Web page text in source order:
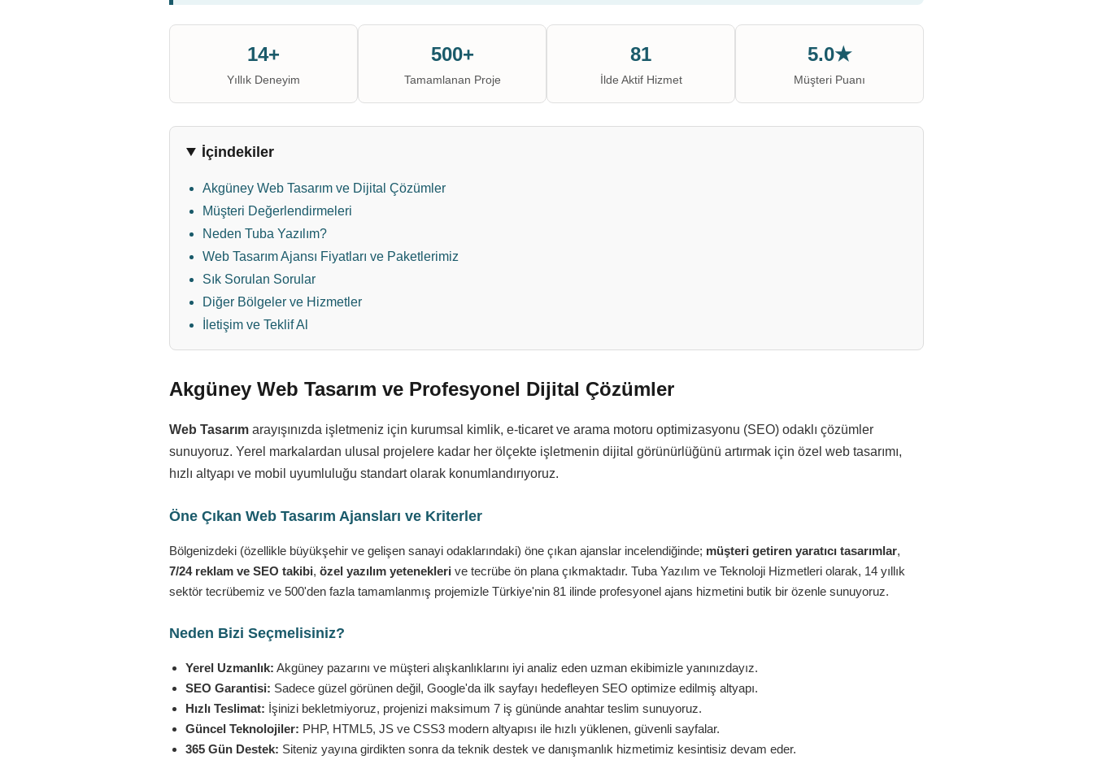
14+
Yıllık Deneyim
500+
Tamamlanan Proje
81
İlde Aktif Hizmet
5.0★
Müşteri Puanı
İçindekiler
Akgüney Web Tasarım ve Dijital Çözümler
Müşteri Değerlendirmeleri
Neden Tuba Yazılım?
Web Tasarım Ajansı Fiyatları ve Paketlerimiz
Sık Sorulan Sorular
Diğer Bölgeler ve Hizmetler
İletişim ve Teklif Al
Akgüney Web Tasarım ve Profesyonel Dijital Çözümler
Web Tasarım arayışınızda işletmeniz için kurumsal kimlik, e-ticaret ve arama motoru optimizasyonu (SEO) odaklı çözümler
sunuyoruz. Yerel markalardan ulusal projelere kadar her ölçekte işletmenin dijital görünürlüğünü artırmak için özel web tasarımı,
hızlı altyapı ve mobil uyumluluğu standart olarak konumlandırıyoruz.
Öne Çıkan Web Tasarım Ajansları ve Kriterler
Bölgenizdeki (özellikle büyükşehir ve gelişen sanayi odaklarındaki) öne çıkan ajanslar incelendiğinde; müşteri getiren yaratıcı tasarımlar,
7/24 reklam ve SEO takibi, özel yazılım yetenekleri ve tecrübe ön plana çıkmaktadır. Tuba Yazılım ve Teknoloji Hizmetleri olarak, 14 yıllık
sektör tecrübemiz ve 500'den fazla tamamlanmış projemizle Türkiye'nin 81 ilinde profesyonel ajans hizmetini butik bir özenle sunuyoruz.
Neden Bizi Seçmelisiniz?
Yerel Uzmanlık: Akgüney pazarını ve müşteri alışkanlıklarını iyi analiz eden uzman ekibimizle yanınızdayız.
SEO Garantisi: Sadece güzel görünen değil, Google'da ilk sayfayı hedefleyen SEO optimize edilmiş altyapı.
Hızlı Teslimat: İşinizi bekletmiyoruz, projenizi maksimum 7 iş gününde anahtar teslim sunuyoruz.
Güncel Teknolojiler: PHP, HTML5, JS ve CSS3 modern altyapısı ile hızlı yüklenen, güvenli sayfalar.
365 Gün Destek: Siteniz yayına girdikten sonra da teknik destek ve danışmanlık hizmetimiz kesintisiz devam eder.